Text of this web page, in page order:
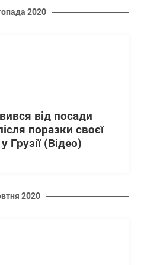
2020
від посади
поразки своєї
Грузії (Відео)
2020